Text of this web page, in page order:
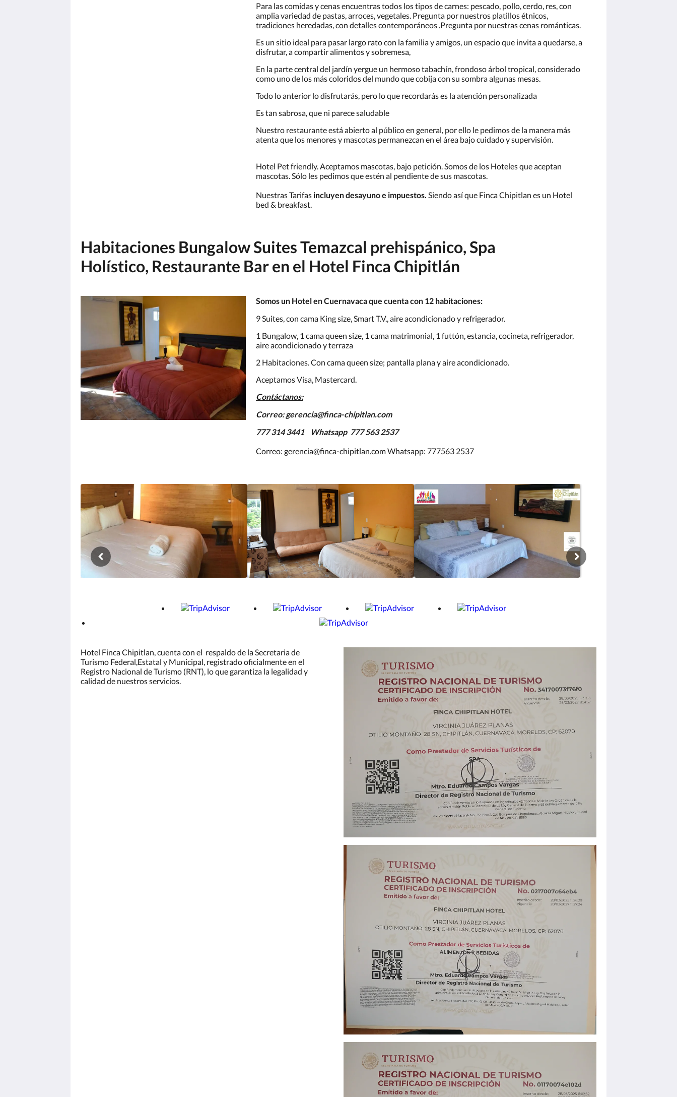
Para las comidas y cenas encuentras todos los tipos de carnes: pescado, pollo, cerdo, res, con
amplia variedad de pastas, arroces, vegetales. Pregunta por nuestros platillos étnicos,
tradiciones heredadas, con detalles contemporáneos .Pregunta por nuestras cenas románticas.
Es un sitio ideal para pasar largo rato con la familia y amigos, un espacio que invita a quedarse, a
disfrutar, a compartir alimentos y sobremesa,
En la parte central del jardín yergue un hermoso tabachín, frondoso árbol tropical, considerado
como uno de los más coloridos del mundo que cobija con su sombra algunas mesas.
Todo lo anterior lo disfrutarás, pero lo que recordarás es la atención personalizada
Es tan sabrosa, que ni parece saludable
Nuestro restaurante está abierto al público en general, por ello le pedimos de la manera más
atenta que los menores y mascotas permanezcan en el área bajo cuidado y supervisión.
Hotel Pet friendly. Aceptamos mascotas, bajo petición. Somos de los Hoteles que aceptan
mascotas. Sólo les pedimos que estén al pendiente de sus mascotas.
Nuestras Tarifas incluyen desayuno e impuestos. Siendo así que Finca Chipitlan es un Hotel
bed & breakfast.
Habitaciones Bungalow Suites Temazcal prehispánico, Spa
Holístico, Restaurante Bar en el Hotel Finca Chipitlán
Somos un Hotel en Cuernavaca que cuenta con 12 habitaciones:
9 Suites, con cama King size, Smart T.V., aire acondicionado y refrigerador.
1 Bungalow, 1 cama queen size, 1 cama matrimonial, 1 futtón, estancia, cocineta, refrigerador,
aire acondicionado y terraza
2 Habitaciones. Con cama queen size; pantalla plana y aire acondicionado.
Aceptamos Visa, Mastercard.
Contáctanos:
Correo: gerencia@finca-chipitlan.com
777 314 3441 Whatsapp 777 563 2537
Correo: gerencia@finca-chipitlan.com Whatsapp: 777563 2537
Hotel Finca Chipitlan, cuenta con el respaldo de la Secretaria de
Turismo Federal,Estatal y Municipal, registrado oficialmente en el
Registro Nacional de Turismo (RNT), lo que garantiza la legalidad y
calidad de nuestros servicios.